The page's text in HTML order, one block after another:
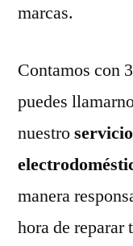
marcas.
Contamos con
puedes
nuestro
manera
hora de reparar